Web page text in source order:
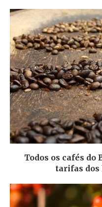
Todos os cafés do
tarifas dos